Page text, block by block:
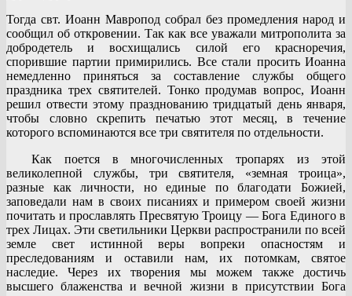
Тогда свт. Иоанн Мавропод собрал без промедления народ и
сообщил об откровении. Так как все уважали митрополита за
добродетель и восхищались силой его красноречия,
спорившие партии примирились. Все стали просить Иоанна
немедленно приняться за составление службы общего
праздника трех святителей. Тонко продумав вопрос, Иоанн
решил отвести этому празднованию тридцатый день января,
чтобы словно скрепить печатью этот месяц, в течение
которого вспоминаются все три святителя по отдельности.
Как поется в многочисленных тропарях из этой
великолепной службы, три святителя, «земная троица»,
разные как личности, но единые по благодати Божией,
заповедали нам в своих писаниях и примером своей жизни
почитать и прославлять Пресвятую Троицу — Бога Единого в
трех Лицах. Эти светильники Церкви распространили по всей
земле свет истинной веры вопреки опасностям и
преследованиям и оставили нам, их потомкам, святое
наследие. Через их творения мы можем также достичь
высшего блаженства и вечной жизни в присутствии Бога